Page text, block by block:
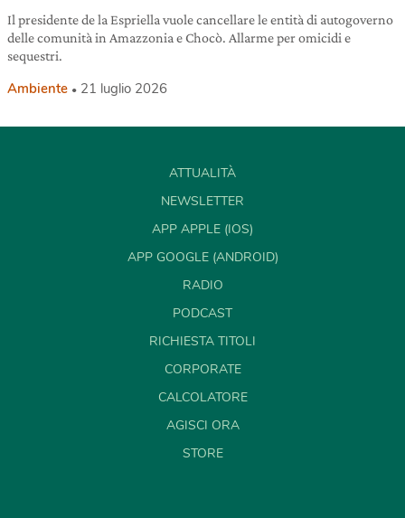
Il presidente de la Espriella vuole cancellare le entità di autogoverno
delle comunità in Amazzonia e Chocò. Allarme per omicidi e
sequestri.
Ambiente 21 luglio 2026
ATTUALITÀ
NEWSLETTER
APP APPLE (IOS)
APP GOOGLE (ANDROID)
RADIO
PODCAST
RICHIESTA TITOLI
CORPORATE
CALCOLATORE
AGISCI ORA
STORE